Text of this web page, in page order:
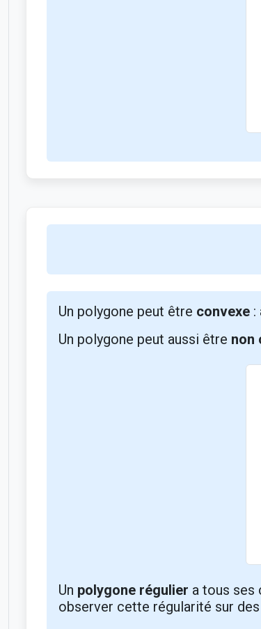
Un polygone peut être convexe:
Un polygone peut aussi être non
Un polygone régulier a tous ses
observer cette régularité sur